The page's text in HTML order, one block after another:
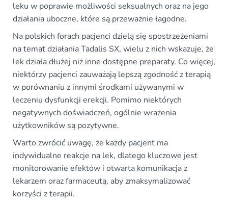
leku w poprawie możliwości seksualnych oraz na jego
działania uboczne, które są przeważnie łagodne.
Na polskich forach pacjenci dzielą się spostrzeżeniami
na temat działania Tadalis SX, wielu z nich wskazuje, że
lek działa dłużej niż inne dostępne preparaty. Co więcej,
niektórzy pacjenci zauważają lepszą zgodność z terapią
w porównaniu z innymi środkami używanymi w
leczeniu dysfunkcji erekcji. Pomimo niektórych
negatywnych doświadczeń, ogólnie wrażenia
użytkowników są pozytywne.
Warto zwrócić uwagę, że każdy pacjent ma
indywidualne reakcje na lek, dlatego kluczowe jest
monitorowanie efektów i otwarta komunikacja z
lekarzem oraz farmaceutą, aby zmaksymalizować
korzyści z terapii.